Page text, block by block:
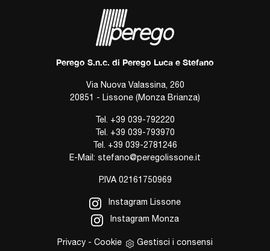
Perego S.n.c. di Perego Luca e Stefano
Via Nuova Valassina, 260
20851 - Lissone (Monza Brianza)
Tel. +39 039-792220
Tel. +39 039-793970
Tel. +39 039-2781246
E-Mail: stefano@peregolissone.it
P.IVA 02161750969
Instagram Lissone
Instagram Monza
Privacy - Cookie Gestisci i consensi